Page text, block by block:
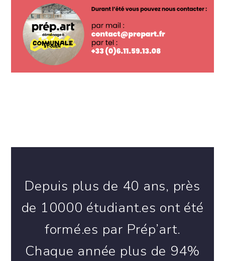
Depuis plus de 40 ans, près
de 10000 étudiant.es ont été
formé.es par Prép’art.
Chaque année plus de 94%